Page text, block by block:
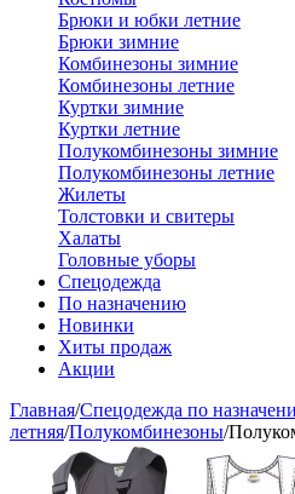
Брюки и юбки летние
Брюки зимние
Комбинезоны зимние
Комбинезоны летние
Куртки зимние
Куртки летние
Полукомбинезоны зимние
Полукомбинезоны летние
Жилеты
Толстовки и свитеры
Халаты
Головные уборы
Спецодежда
По назначению
Новинки
Хиты продаж
Акции
Главная/Спецодежда по
летняя/Полукомбинезоны/